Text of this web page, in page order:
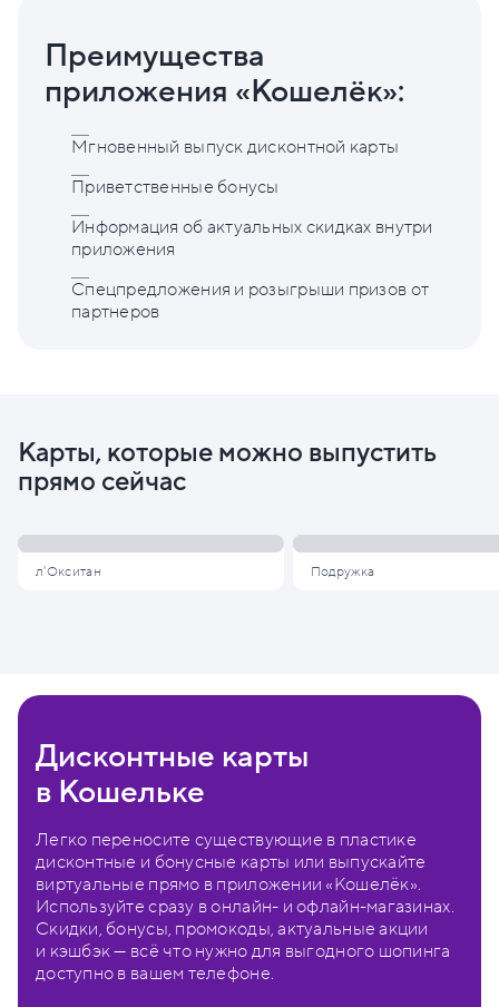
Преимущества
приложения «Кошелёк»:
Мгновенный выпуск дисконтной карты
Приветственные бонусы
Информация об актуальных скидках внутри
приложения
Спецпредложения и розыгрыши призов от
партнеров
Карты, которые можно выпустить
прямо сейчас
л'Окситан Подружка
Дисконтные карты
в Кошельке
Легко переносите существующие в пластике
дисконтные и бонусные карты или выпускайте
виртуальные прямо в приложении «Кошелёк».
Используйте сразу в онлайн- и офлайн-магазинах.
Скидки, бонусы, промокоды, актуальные акции
и кэшбэк — всё что нужно для выгодного шопинга
доступно в вашем телефоне.